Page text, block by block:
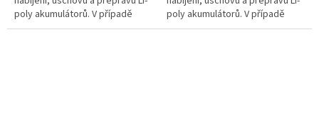
poly akumulátorů. V případě
exploze článku zabrání
poly akumulátorů. V případě
exploze článku zabrání